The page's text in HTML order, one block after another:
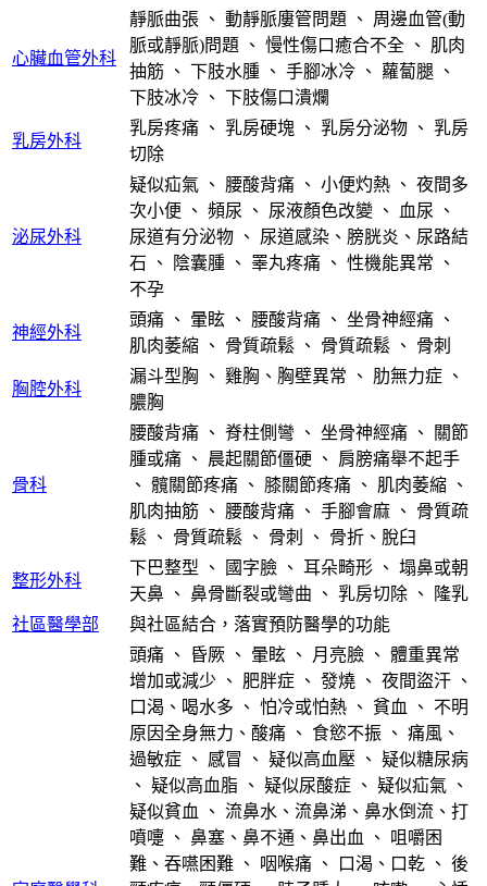
心臟血管外科
靜脈曲張 、 動靜脈廔管問題 、 周邊血管(動
脈或靜脈)問題 、 慢性傷口癒合不全 、 肌肉
抽筋 、 下肢水腫 、 手腳冰冷 、 蘿蔔腿 、
下肢冰冷 、 下肢傷口潰爛
乳房外科
乳房疼痛 、 乳房硬塊 、 乳房分泌物 、 乳房
切除
泌尿外科
疑似疝氣 、 腰酸背痛 、 小便灼熱 、 夜間多
次小便 、 頻尿 、 尿液顏色改變 、 血尿 、
尿道有分泌物 、 尿道感染、膀胱炎、尿路結
石 、 陰囊腫 、 睪丸疼痛 、 性機能異常 、
不孕
神經外科
頭痛 、 暈眩 、 腰酸背痛 、 坐骨神經痛 、
肌肉萎縮 、 骨質疏鬆 、 骨質疏鬆 、 骨刺
胸腔外科
漏斗型胸 、 雞胸、胸壁異常 、 肋無力症 、
膿胸
骨科
腰酸背痛 、 脊柱側彎 、 坐骨神經痛 、
關節
腫或痛 、 晨起關節僵硬 、 肩膀痛舉不起手
、 髖關節疼痛 、 膝關節疼痛 、 肌肉萎縮 、
肌肉抽筋 、 腰酸背痛 、 手腳會麻 、 骨質疏
鬆 、 骨質疏鬆 、 骨刺 、 骨折、脫臼
整形外科
下巴整型 、 國字臉 、 耳朵畸形 、 塌鼻或朝
天鼻 、 鼻骨斷裂或彎曲 、 乳房切除 、
隆乳
社區醫學部
與社區結合，落實預防醫學的功能
頭痛 、 昏厥 、 暈眩 、 月亮臉 、 體重異常
增加或減少 、 肥胖症 、 發燒 、 夜間盜汗 、
口渴、喝水多 、 怕冷或怕熱 、 貧血 、 不明
原因全身無力、酸痛 、 食慾不振 、 痛風、
過敏症 、 感冒 、 疑似高血壓 、 疑似糖尿病
、 疑似高血脂 、 疑似尿酸症 、 疑似疝氣 、
疑似貧血
、 流鼻水、流鼻涕、鼻水倒流、打
噴嚏 、 鼻塞、鼻不通、鼻出血 、
咀嚼困
難、吞嚥困難 、 咽喉痛 、 口渴、口乾 、 後